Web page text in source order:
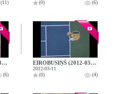
(11)
(0)
(6)
EIROBUSIŅŠ (2012-03-04)
(6)
EIROBUSIŅŠ (2012-03-11)
2012-03-11
(0)
(4)